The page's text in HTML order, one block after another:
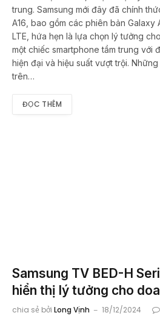
trung. Samsung mới đây đã chính
A16, bao gồm các phiên bản Galaxy
LTE, hứa hẹn là lựa chọn lý tưởng
một chiếc smartphone tầm trung với
hiện đại và hiệu suất vượt trội.
trên…
ĐỌC THÊM
Samsung TV BED-H
hiển thị lý tưởng cho
chia sẻ bởi Long Vịnh 18/12/2024